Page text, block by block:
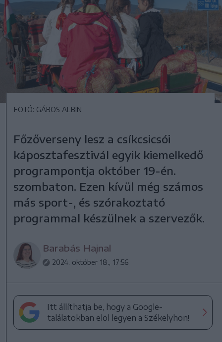
FOTÓ: GÁBOS ALBIN
Főzőverseny lesz a csíkcsicsói
káposztafesztivál egyik kiemelkedő
programpontja október 19-én.
szombaton. Ezen kívül még számos
más sport-, és szórakoztató
programmal készülnek a szervezők.
Barabás Hajnal
2024. október 18., 17:56
Itt állíthatja be, hogy a Google-
találatokban elöl legyen a Székelyhon!